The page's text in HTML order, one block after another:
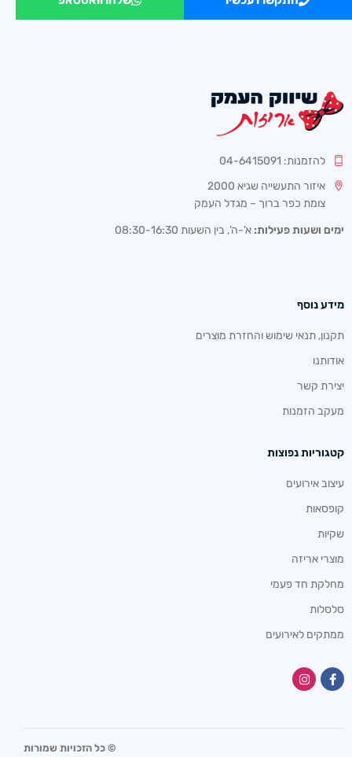
להזמנות: 04-6415091
איזור התעשייה שגיא 2000
צומת כפר ברוך – מגדל העמק
ימים ושעות פעילות: א’-ה’, בין השעות 08:30-16:30
מידע נוסף
תקנון, תנאי שימוש והחזרת מוצרים
אודותנו
יצירת קשר
מעקב הזמנות
קטגוריות נפוצות
עיצוב אירועים
קופסאות
שקיות
מוצרי אריזה
מחלקת חד פעמי
סלסלות
ממתקים לאירועים
© כל הזכויות שמורות